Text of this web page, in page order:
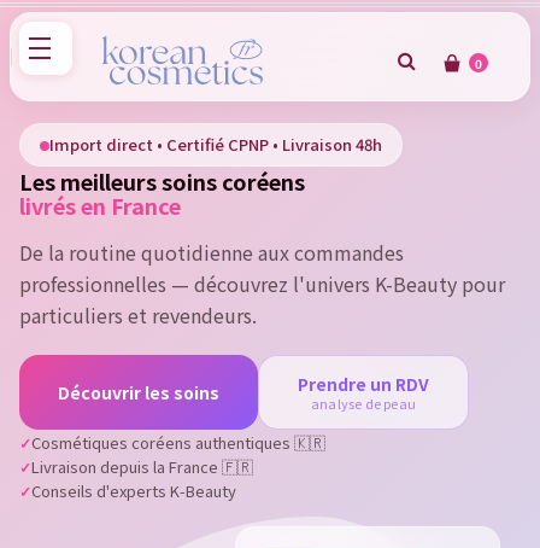
0
Import direct • Certifié CPNP • Livraison 48h
Les meilleurs soins coréens
livrés en France
De la routine quotidienne aux commandes
professionnelles — découvrez l'univers K-Beauty pour
particuliers et revendeurs.
Découvrir les soins Prendre un RDV
analyse de peau
Cosmétiques coréens authentiques 🇰🇷
Livraison depuis la France 🇫🇷
Conseils d'experts K-Beauty
Sign in
You need to be logged in to save products in your wish
list.
Cancel